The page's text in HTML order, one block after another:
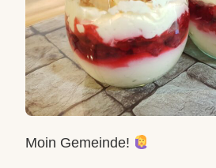
Moin Gemeinde!